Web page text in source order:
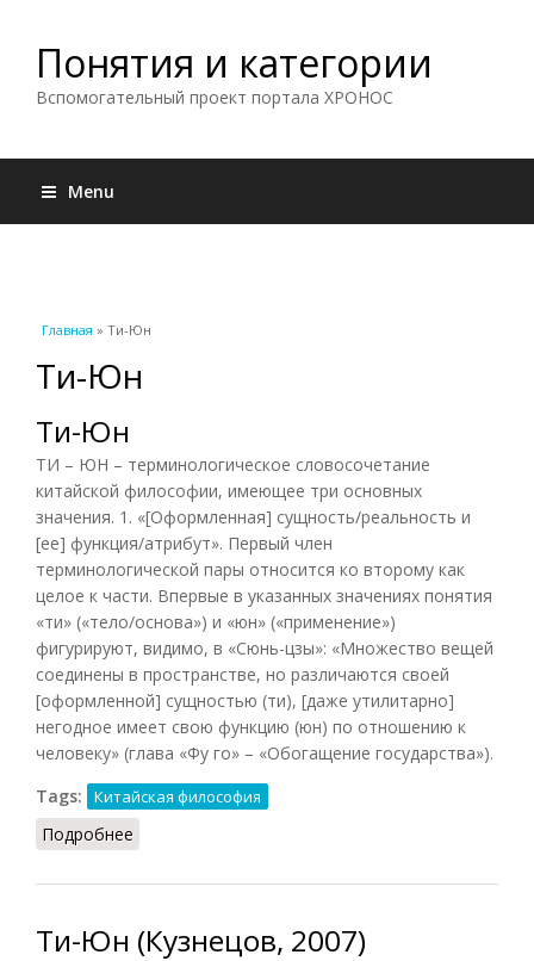
Понятия и категории
Вспомогательный проект портала ХРОНОС
Menu
Вы здесь
Главная » Ти-Юн
Ти-Юн
Ти-Юн
ТИ – ЮН – терминологическое словосочетание
китайской философии, имеющее три основных
значения. 1. «[Оформленная] сущность/реальность и
[ее] функция/атрибут». Первый член
терминологической пары относится ко второму как
целое к части. Впервые в указанных значениях понятия
«ти» («тело/основа») и «юн» («применение»)
фигурируют, видимо, в «Сюнь-цзы»: «Множество вещей
соединены в пространстве, но различаются своей
[оформленной] сущностью (ти), [даже утилитарно]
негодное имеет свою функцию (юн) по отношению к
человеку» (глава «Фу го» – «Обогащение государства»).
Tags:
Китайская философия
Подробнее
Ти-Юн (Кузнецов, 2007)